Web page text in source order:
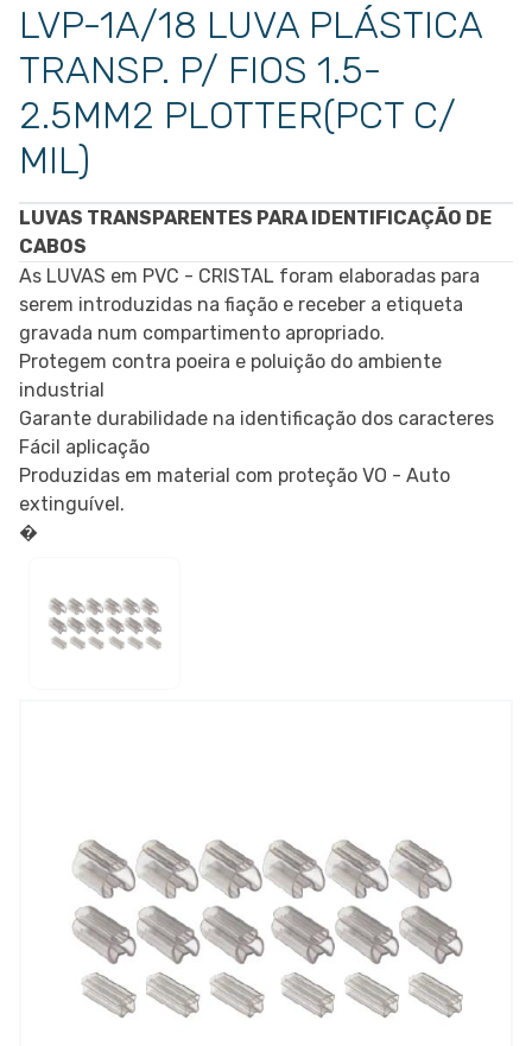
LVP-1A/18 LUVA PLÁSTICA
TRANSP. P/ FIOS 1.5-
2.5MM2 PLOTTER(PCT C/
MIL)
LUVAS TRANSPARENTES PARA IDENTIFICAÇÃO DE
CABOS
As LUVAS em PVC - CRISTAL foram elaboradas para
serem introduzidas na fiação e receber a etiqueta
gravada num compartimento apropriado.
Protegem contra poeira e poluição do ambiente
industrial
Garante durabilidade na identificação dos caracteres
Fácil aplicação
Produzidas em material com proteção VO - Auto
extinguível.
�